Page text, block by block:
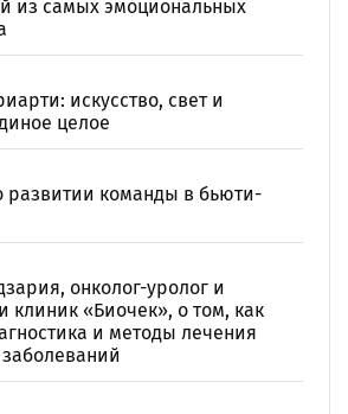
из самых эмоциональных
искусство, свет и
целое
развитии команды в бьюти-
онколог-уролог и
клиник «Биочек», о том, как
и методы лечения